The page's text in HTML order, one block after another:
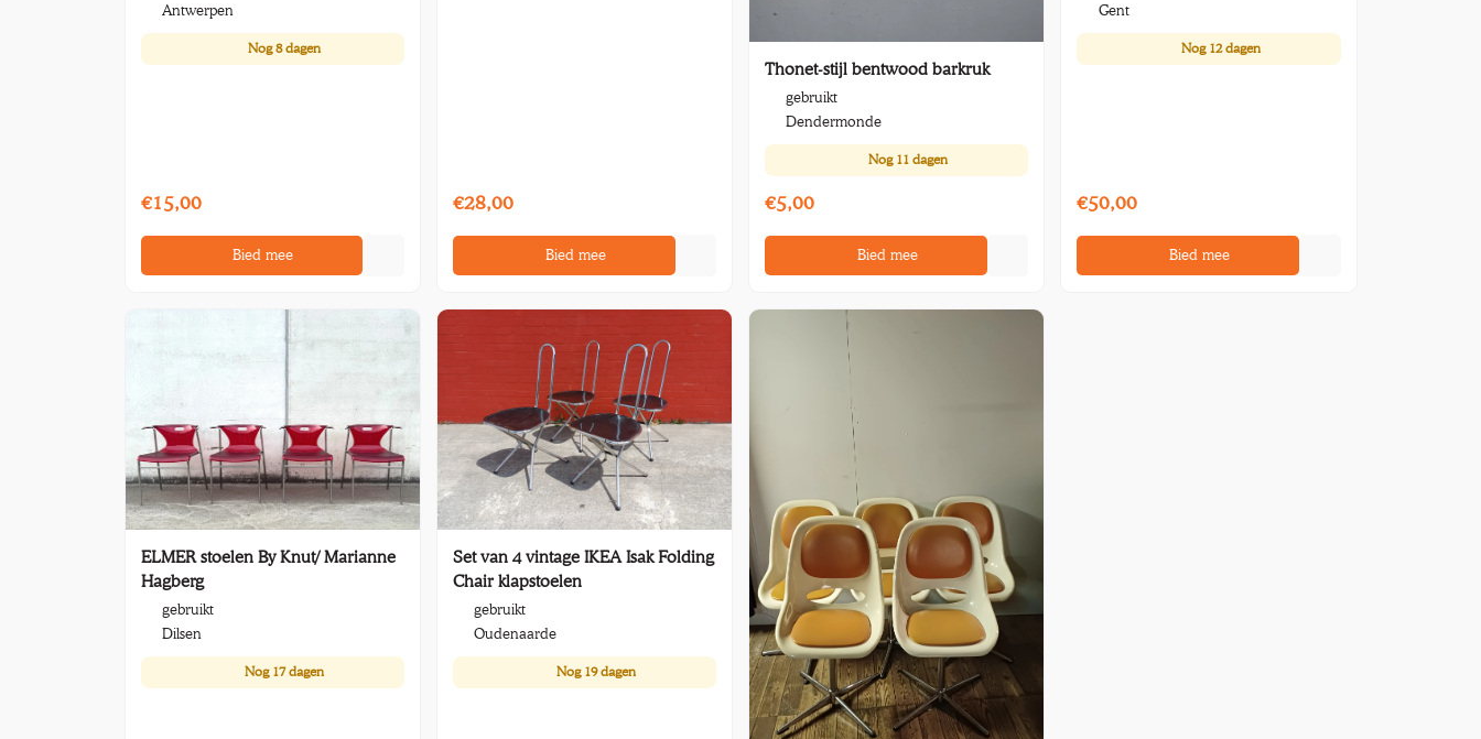
Antwerpen
Nog8 dagen
€15,00
Bied mee
€28,00
Bied mee
Thonet-stijl bentwood barkruk
gebruikt
Dendermonde
Nog 11 dagen
€5,00
Bied mee
Gent
Nog 12 dagen
€50,00
Bied mee
ELMER stoelen By Knut/ Marianne
Hagberg
gebruikt
Dilsen
Nog 17 dagen
Set van 4 vintage IKEA Isak Folding
Chair klapstoelen
gebruikt
Oudenaarde
Nog 19 dagen